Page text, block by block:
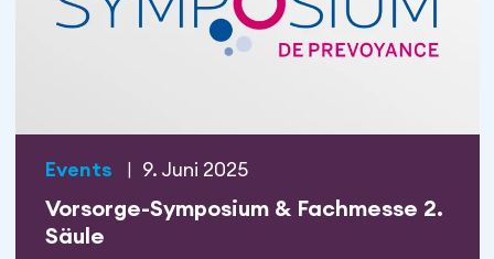
Events | 9. Juni 2025
Vorsorge-Symposium & Fachmesse 2.
Säule